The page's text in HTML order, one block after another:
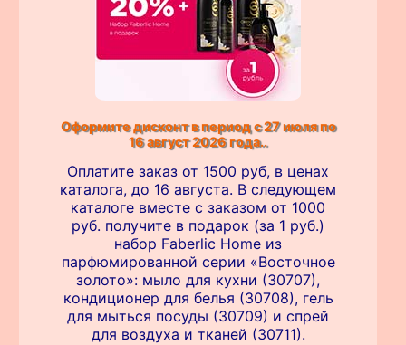
Оформите дисконт в период с 27 июля по
16 август 2026 года..
Оплатите заказ от 1500 руб, в ценах
каталога, до 16 августа. В следующем
каталоге вместе с заказом от 1000
руб. получите в подарок (за 1 руб.)
набор Faberlic Home из
парфюмированной серии «Восточное
золото»: мыло для кухни (30707),
кондиционер для белья (30708), гель
для мыться посуды (30709) и спрей
для воздуха и тканей (30711).